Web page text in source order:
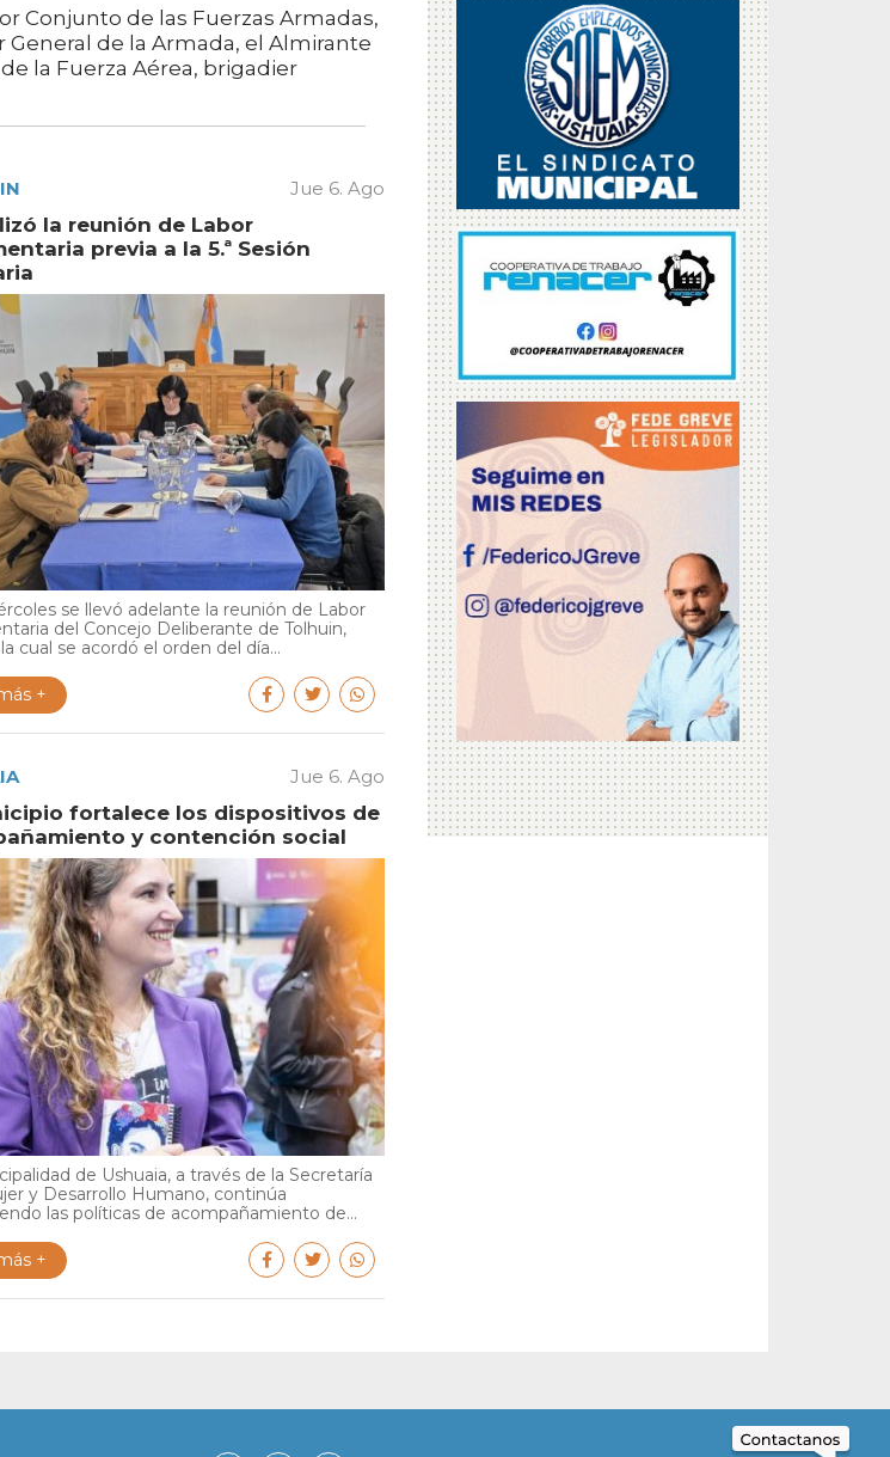
Conjunto de las Fuerzas Armadas,
General de la Armada, el Almirante
la Fuerza Aérea, brigadier
Jue 6. Ago
la reunión de Labor
previa a la 5.ª Sesión
se llevó adelante la reunión de Labor
del Concejo Deliberante de Tolhuin,
cual se acordó el orden del día...
+
Jue 6. Ago
fortalece los dispositivos de
y contención social
de Ushuaia, a través de la Secretaría
y Desarrollo Humano, continúa
las políticas de acompañamiento de...
+